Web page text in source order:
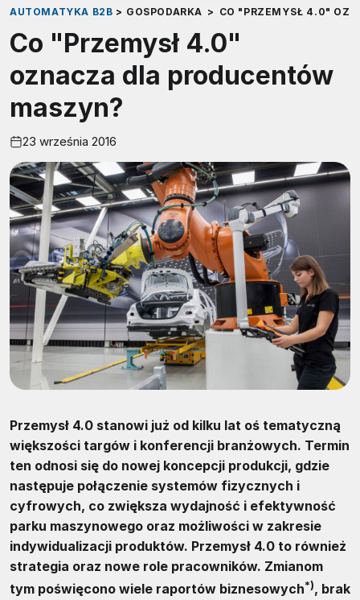
AUTOMATYKA B2B > GOSPODARKA > CO "PRZEMYSŁ 4.0"
Co "Przemysł 4.0"
oznacza dla producentów
maszyn?
23 września 2016
Przemysł 4.0 stanowi już od kilku lat oś tematyczną
większości targów i konferencji branżowych. Termin
ten odnosi się do nowej koncepcji produkcji, gdzie
następuje połączenie systemów fizycznych i
cyfrowych, co zwiększa wydajność i efektywność
parku maszynowego oraz możliwości w zakresie
indywidualizacji produktów. Przemysł 4.0 to również
strategia oraz nowe role pracowników. Zmianom
tym poświęcono wiele raportów biznesowych*), brak